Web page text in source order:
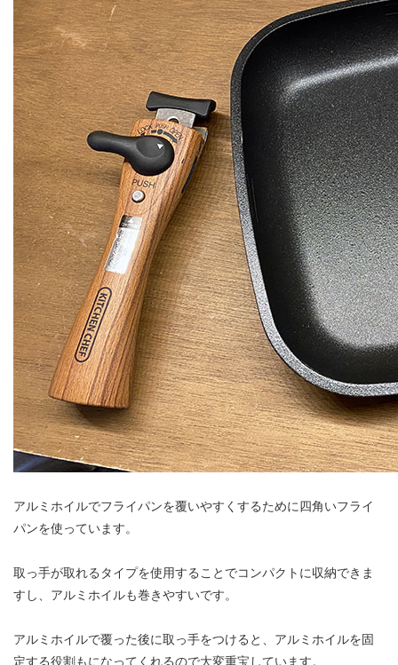
アルミホイルでフライパンを覆いやすくするために四角いフライ
パンを使っています。
取っ手が取れるタイプを使用することでコンパクトに収納できま
すし、アルミホイルも巻きやすいです。
アルミホイルで覆った後に取っ手をつけると、アルミホイルを固
定する役割もになってくれるので大変重宝しています。